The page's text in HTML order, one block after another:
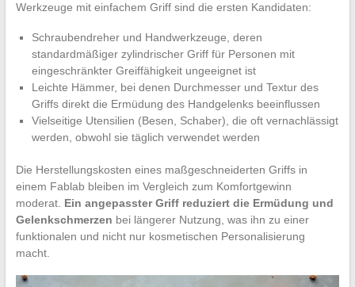
Werkzeuge mit einfachem Griff sind die ersten Kandidaten:
Schraubendreher und Handwerkzeuge, deren
standardmäßiger zylindrischer Griff für Personen mit
eingeschränkter Greiffähigkeit ungeeignet ist
Leichte Hämmer, bei denen Durchmesser und Textur des
Griffs direkt die Ermüdung des Handgelenks beeinflussen
Vielseitige Utensilien (Besen, Schaber), die oft vernachlässigt
werden, obwohl sie täglich verwendet werden
Die Herstellungskosten eines maßgeschneiderten Griffs in
einem Fablab bleiben im Vergleich zum Komfortgewinn
moderat. Ein angepasster Griff reduziert die Ermüdung und
Gelenkschmerzen bei längerer Nutzung, was ihn zu einer
funktionalen und nicht nur kosmetischen Personalisierung
macht.